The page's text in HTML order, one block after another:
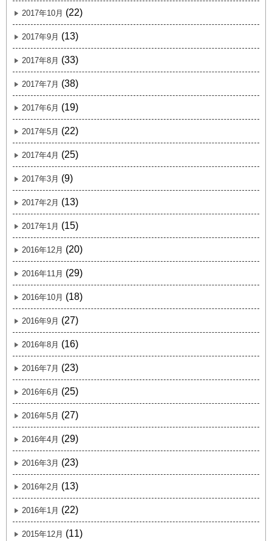
2017年10月 (22)
2017年9月 (13)
2017年8月 (33)
2017年7月 (38)
2017年6月 (19)
2017年5月 (22)
2017年4月 (25)
2017年3月 (9)
2017年2月 (13)
2017年1月 (15)
2016年12月 (20)
2016年11月 (29)
2016年10月 (18)
2016年9月 (27)
2016年8月 (16)
2016年7月 (23)
2016年6月 (25)
2016年5月 (27)
2016年4月 (29)
2016年3月 (23)
2016年2月 (13)
2016年1月 (22)
2015年12月 (11)